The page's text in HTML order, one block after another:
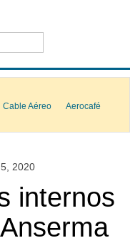
Cable Aéreo
Aerocafé
2020
internos